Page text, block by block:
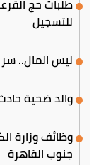
للتسجيل
ليس المال..
والد ضحية
جنوب القاهرة